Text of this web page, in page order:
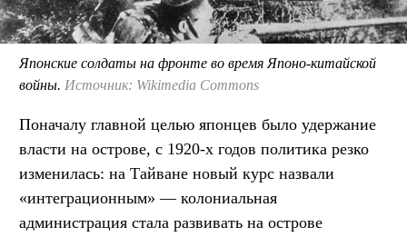
Японские солдаты на фронте во время Японо-китайской
войны. Источник: Wikimedia Commons
Поначалу главной целью японцев было удержание
власти на острове, с 1920-х годов политика резко
изменилась: на Тайване новый курс назвали
«интеграционным» — колониальная
администрация стала развивать на острове